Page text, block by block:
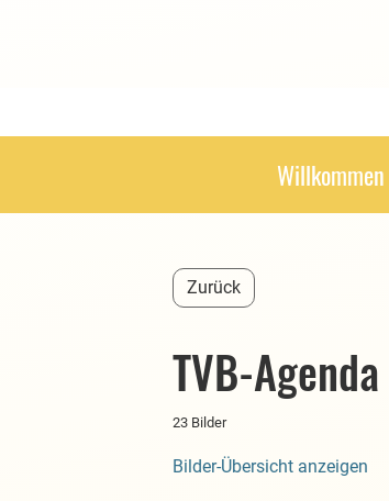
Willkommen
Zurück
TVB-
23 Bilder
Bilder-Übersicht anzeigen